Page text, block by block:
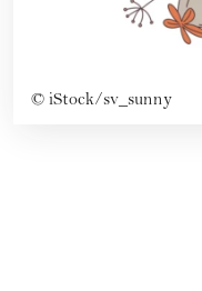
© iStock/sv_sunny